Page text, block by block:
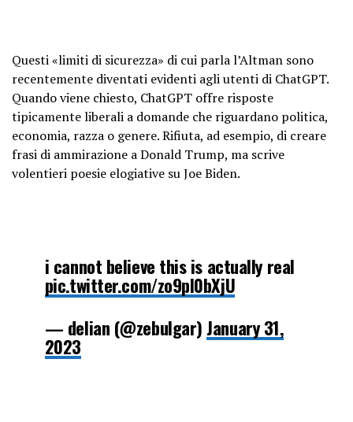
Questi «limiti di sicurezza» di cui parla l’Altman sono
recentemente diventati evidenti agli utenti di ChatGPT.
Quando viene chiesto, ChatGPT offre risposte
tipicamente liberali a domande che riguardano politica,
economia, razza o genere. Rifiuta, ad esempio, di creare
frasi di ammirazione a Donald Trump, ma scrive
volentieri poesie elogiative su Joe Biden.
i cannot believe this is actually real
pic.twitter.com/zo9pl0bXjU
— delian (@zebulgar) January 31,
2023